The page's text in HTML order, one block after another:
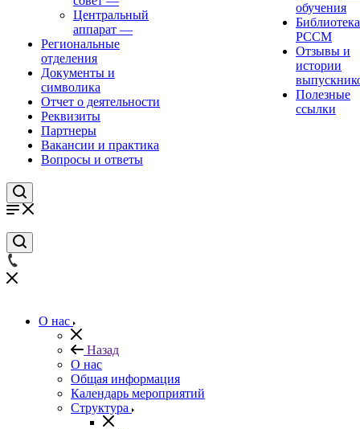
Центральный
аппарат —
Региональные
отделения
Документы и
символика
Отчет о деятельности
Реквизиты
Партнеры
Вакансии и практика
Вопросы и ответы
обучения
Библиотека
РССМ
Отзывы и
истории
Полезные
ссылки
О нас
Назад
О нас
Общая информация
Календарь мероприятий
Структура